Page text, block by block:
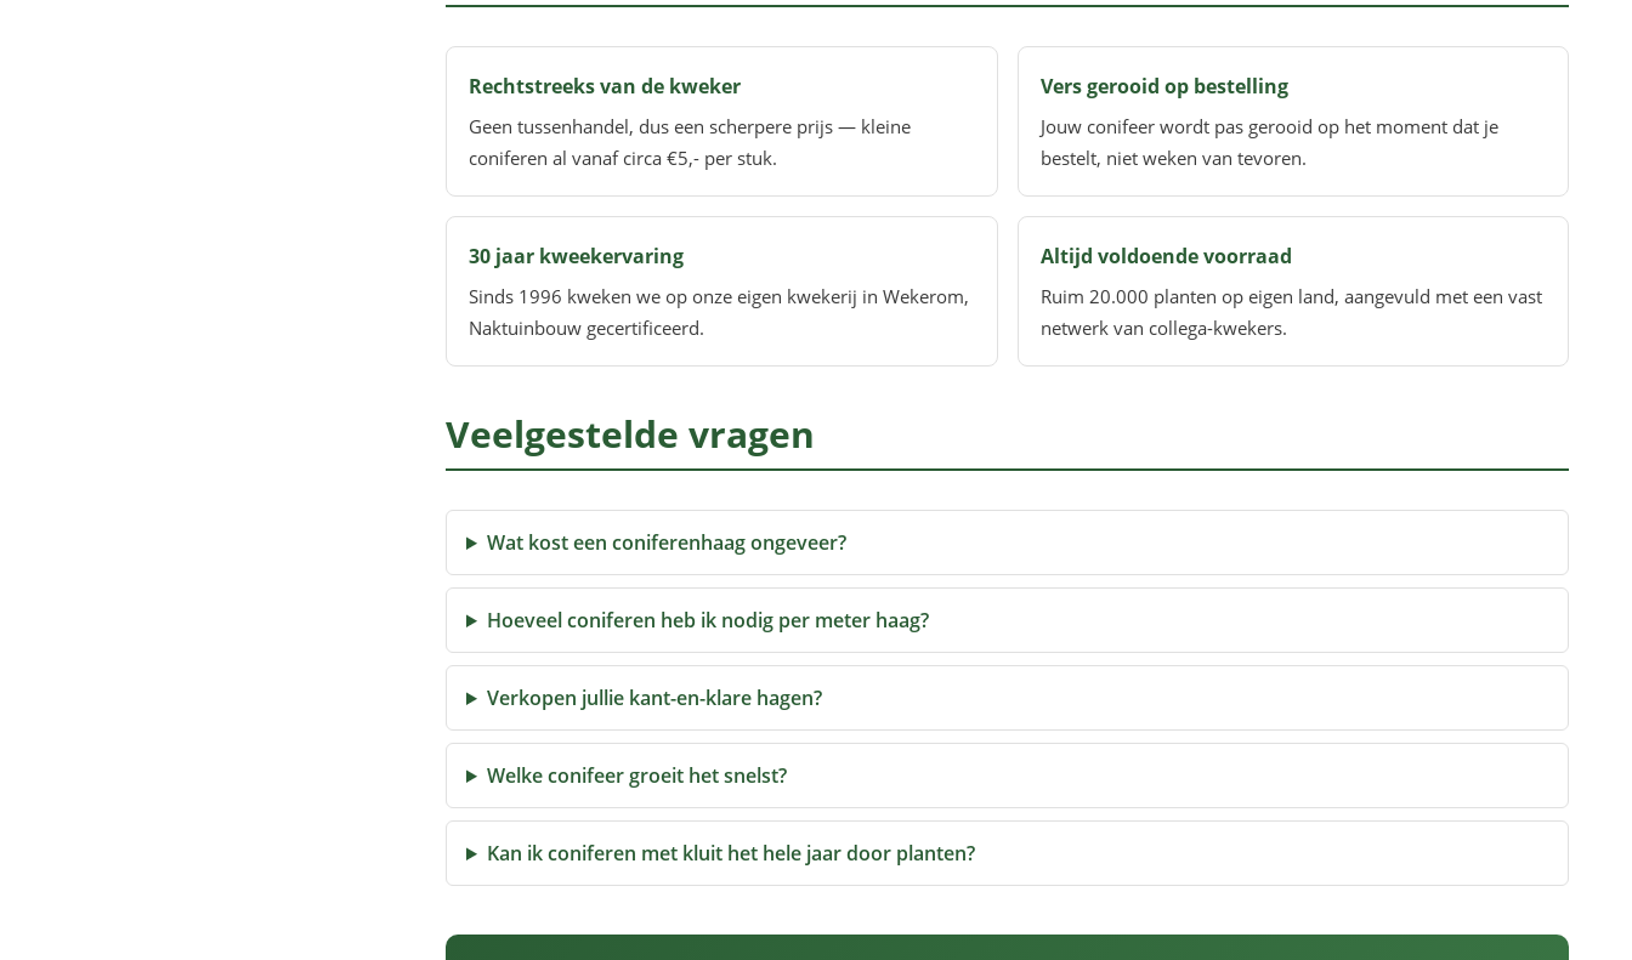
Rechtstreeks van de kweker
Geen tussenhandel, dus een scherpere prijs — kleine
coniferen al vanaf circa €5,- per stuk.
Vers gerooid op bestelling
Jouw conifeer wordt pas gerooid op het moment dat je
bestelt, niet weken van tevoren.
30 jaar kweekervaring
Sinds 1996 kweken we op onze eigen kwekerij in Wekerom,
Naktuinbouw gecertificeerd.
Altijd voldoende voorraad
Ruim 20.000 planten op eigen land, aangevuld met een vast
netwerk van collega-kwekers.
Veelgestelde vragen
Wat kost een coniferenhaag ongeveer?
Hoeveel coniferen heb ik nodig per meter haag?
Verkopen jullie kant-en-klare hagen?
Welke conifeer groeit het snelst?
Kan ik coniferen met kluit het hele jaar door planten?